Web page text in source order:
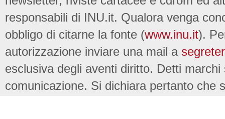
responsabili di INU.it. Qualora venga
obbligo di citarne la fonte (www.inu.it).
autorizzazione inviare una mail a
esclusiva degli aventi diritto. Detti
comunicazione. Si dichiara pertanto che